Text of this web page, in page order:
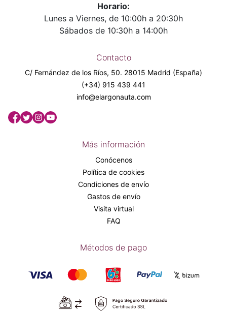
Horario:
Lunes a Viernes, de 10:00h a 20:30h
Sábados de 10:30h a 14:00h
Contacto
C/ Fernández de los Ríos, 50. 28015 Madrid (España)
(+34) 915 439 441
info@elargonauta.com
Más información
Conócenos
Política de cookies
Condiciones de envío
Gastos de envío
Visita virtual
FAQ
Métodos de pago